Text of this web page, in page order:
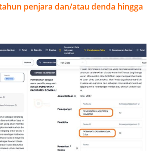
penjara dan/atau denda hingga